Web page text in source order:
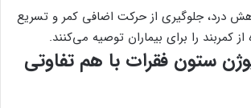
درد، جلوگیری از حرکت اضافی کمر و تسریع
از کمربند را برای بیماران توصیه می‌کنند.
ستون فقرات با هم تفاوتی